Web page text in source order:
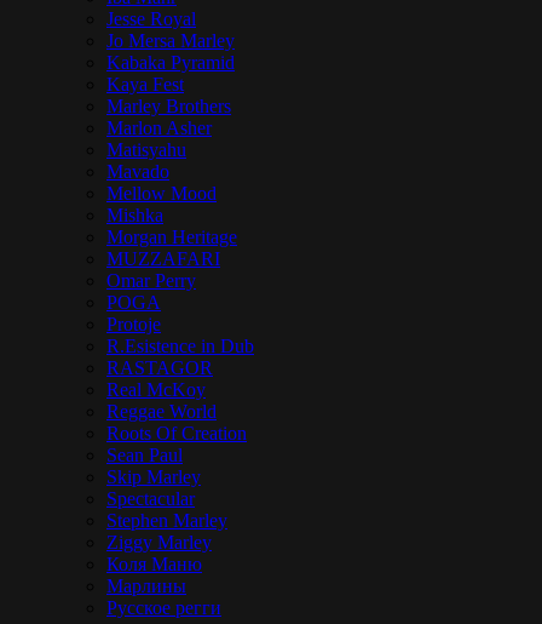
Jesse Royal
Jo Mersa Marley
Kabaka Pyramid
Kaya Fest
Marley Brothers
Marlon Asher
Matisyahu
Mavado
Mellow Mood
Mishka
Morgan Heritage
MUZZAFARI
Omar Perry
POGA
Protoje
R.Esistence in Dub
RASTAGOR
Real McKoy
Reggae World
Roots Of Creation
Sean Paul
Skip Marley
Spectacular
Stephen Marley
Ziggy Marley
Коля Маню
Марлины
Русское регги